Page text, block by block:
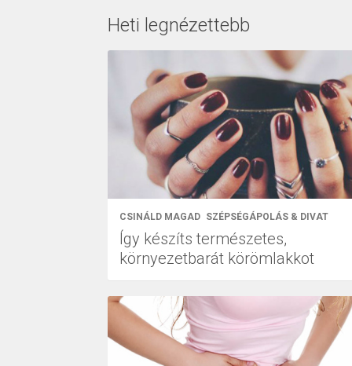
Heti legnézettebb
CSINÁLD MAGAD SZÉPSÉGÁPOLÁS & DIVAT
Így készíts természetes,
környezetbarát körömlakkot